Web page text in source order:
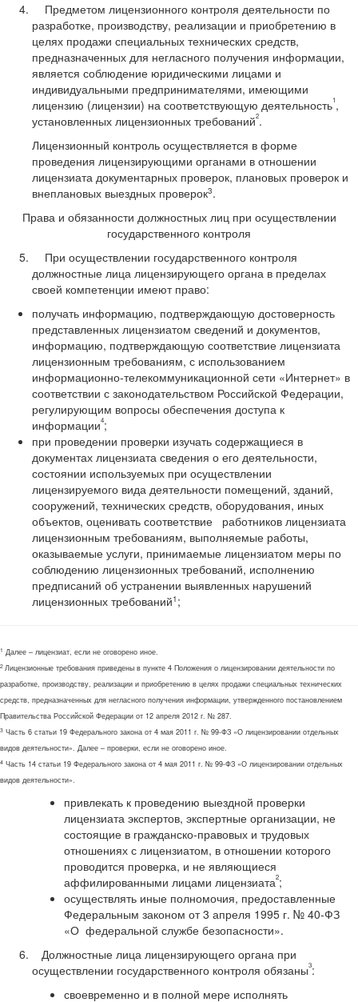
Предметом лицензионного контроля деятельности по
разработке, производству, реализации и приобретению в
целях продажи специальных технических средств,
предназначенных для негласного получения информации,
является соблюдение юридическими лицами и
индивидуальными предпринимателями, имеющими
лицензию (лицензии) на соответствующую деятельность1,
установленных лицензионных требований2.
Лицензионный контроль осуществляется в форме
проведения лицензирующими органами в отношении
лицензиата документарных проверок, плановых проверок и
внеплановых выездных проверок3.
Права и обязанности должностных лиц при осуществлении
государственного контроля
При осуществлении государственного контроля
должностные лица лицензирующего органа в пределах
своей компетенции имеют право:
получать информацию, подтверждающую достоверность
представленных лицензиатом сведений и документов,
информацию, подтверждающую соответствие лицензиата
лицензионным требованиям, с использованием
информационно-телекоммуникационной сети «Интернет» в
соответствии с законодательством Российской Федерации,
регулирующим вопросы обеспечения доступа к
информации4;
при проведении проверки изучать содержащиеся в
документах лицензиата сведения о его деятельности,
состоянии используемых при осуществлении
лицензируемого вида деятельности помещений, зданий,
сооружений, технических средств, оборудования, иных
объектов, оценивать соответствие работников лицензиата
лицензионным требованиям, выполняемые работы,
оказываемые услуги, принимаемые лицензиатом меры по
соблюдению лицензионных требований, исполнению
предписаний об устранении выявленных нарушений
лицензионных требований1 ;
1 Далее – лицензиат, если не оговорено иное.
2 Лицензионные требования приведены в пункте 4 Положения о лицензировании деятельности по
разработке, производству, реализации и приобретению в целях продажи специальных технических
средств, предназначенных для негласного получения информации, утвержденного постановлением
Правительства Российской Федерации от 12 апреля 2012 г. № 287.
3 Часть 6 статьи 19 Федерального закона от 4 мая 2011 г. № 99-ФЗ «О лицензировании отдельных
видов деятельности». Далее – проверки, если не оговорено иное.
4 Часть 14 статьи 19 Федерального закона от 4 мая 2011 г. № 99-ФЗ «О лицензировании отдельных
видов деятельности».
привлекать к проведению выездной проверки
лицензиата экспертов, экспертные организации, не
состоящие в гражданско-правовых и трудовых
отношениях с лицензиатом, в отношении которого
проводится проверка, и не являющиеся
аффилированными лицами лицензиата2;
осуществлять иные полномочия, предоставленные
Федеральным законом от 3 апреля 1995 г. № 40-ФЗ
«О федеральной службе безопасности».
Должностные лица лицензирующего органа при
осуществлении государственного контроля обязаны3:
своевременно и в полной мере исполнять